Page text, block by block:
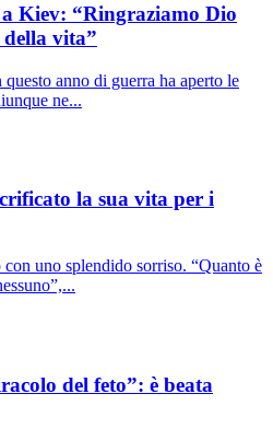
Kiev: “Ringraziamo Dio
vita”
anno di guerra ha aperto le
ne...
la sua vita per i
uno splendido sorriso. “Quanto è
del feto”: è beata